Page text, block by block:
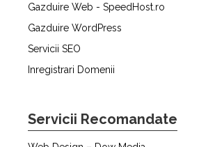
Gazduire Web - SpeedHost.ro
Gazduire WordPress
Servicii SEO
Inregistrari Domenii
Servicii Recomandate